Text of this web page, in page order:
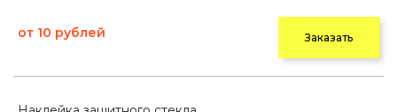
от 10 рублей Заказать